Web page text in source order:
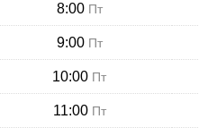
8:00 Пт
9:00 Пт
10:00 Пт
11:00 Пт